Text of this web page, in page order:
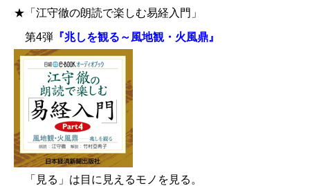
★「江守徹の朗読で楽しむ易経入門」
第4弾 『兆しを観る～風地観・火風鼎』
「見る」は目に見えるモノを見る。